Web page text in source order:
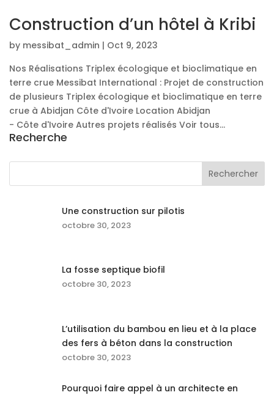
Construction d’un hôtel à Kribi
by messibat_admin | Oct 9, 2023
Nos Réalisations Triplex écologique et bioclimatique en
terre crue Messibat International : Projet de construction
de plusieurs Triplex écologique et bioclimatique en terre
crue à Abidjan Côte d'Ivoire Location Abidjan
- Côte d'Ivoire Autres projets réalisés Voir tous...
Recherche
Une construction sur pilotis
octobre 30, 2023
La fosse septique biofil
octobre 30, 2023
L’utilisation du bambou en lieu et à la place
des fers à béton dans la construction
octobre 30, 2023
Pourquoi faire appel à un architecte en